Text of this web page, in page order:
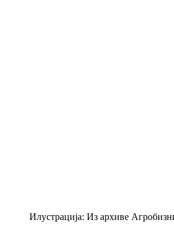
Илустрација: Из архиве